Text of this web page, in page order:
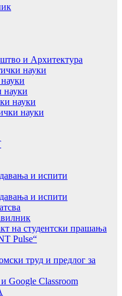
и Архитектура
науки
науки
науки
науки
и испити
и испити
на студентски прашања
Pulse“
труд и предлог за
Google Classroom